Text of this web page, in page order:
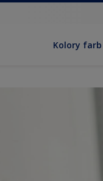
Kolory farb